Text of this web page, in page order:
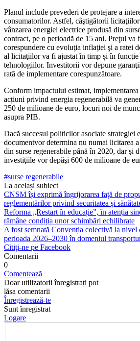
Planul include prevederi de protejare a
consumatorilor. Astfel, câş­tigătorii licitaţiilor
vânzarea energiei electrice produsă din
contract, pe o perioadă de 15 ani. Preţul va
corespundere cu evoluţia in­flaţiei şi a ratei
al licitaţiilor va fi ajustat în timp și în funcţie
tehnologiilor. Investitorii vor depune
rată de implementare corespunzătoare.
Conform impactului estimat,
acțiuni privind energia regene­rabilă va
250 de milioane de euro, locuri noi de
asupra PIB.
Dacă succesul politicilor asoci­ate strategiei
documentvor determina nu nu­mai licitarea
din surse regenerabile până în 2020, dar şi
investiţiile vor depăşi 600 de milioane de
#surse regenerabile
La același subiect
CNSM își exprimă îngrijorarea față de
reglementărilor privind securitatea și
Reforma „Restart în educație”, în atenția
rămâne condiția unor schimbări echilibrate
A fost semnată Convenția colectivă la nivel
perioada 2026–2030 în domeniul
Citiți-ne pe Facebook
Comentarii
0
Comentează
Doar utilizatorii înregistrați pot
lăsa comentarii
Înregistrează-te
Sunt înregistrat
Logare